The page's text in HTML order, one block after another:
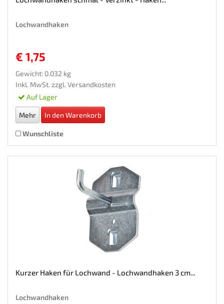
Lochwandhaken
€ 1,75
Gewicht: 0.032 kg
Inkl. MwSt. zzgl. Versandkosten
Auf Lager
Mehr In den Warenkorb
Wunschliste
Kurzer Haken für Lochwand - Lochwandhaken 3 cm...
Lochwandhaken